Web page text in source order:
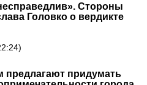
Стороны
Головко о вердикте
предлагают придумать